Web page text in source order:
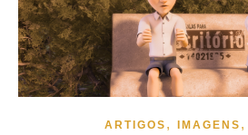
ARTIGOS , IMAGENS ,